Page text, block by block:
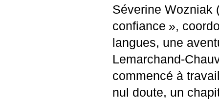
Séverine Wozniak
confiance »,
langues, une
Lemarchand-
commencé à
nul doute, un